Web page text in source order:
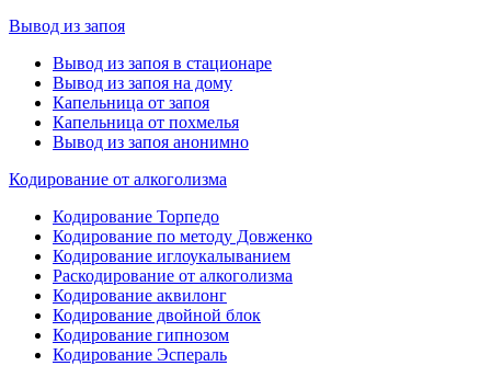
Вывод из запоя
Вывод из запоя в стационаре
Вывод из запоя на дому
Капельница от запоя
Капельница от похмелья
Вывод из запоя анонимно
Кодирование от алкоголизма
Кодирование Торпедо
Кодирование по методу Довженко
Кодирование иглоукалыванием
Раскодирование от алкоголизма
Кодирование аквилонг
Кодирование двойной блок
Кодирование гипнозом
Кодирование Эспераль